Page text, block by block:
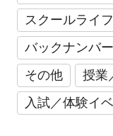
スクールライフ
バックナンバー
その他
授業
入試／体験イ